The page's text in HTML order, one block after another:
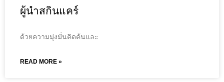
ผู้นำสกินแคร์
ด้วยความมุ่งมั่นคิดค้นและ
READ MORE »